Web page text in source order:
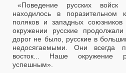
«Поведение русских
находилось в поразительном
поляков и западных
окружении русские
дорог не было, русские в
недосягаемыми. Они всегда
восток... Наше окружение
успешным».